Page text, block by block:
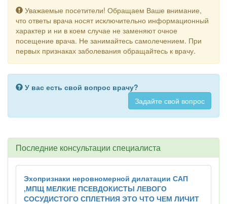
Уважаемые посетители! Обращаем Ваше внимание,
что ответы врача носят исключительно информационный
характер и ни в коем случае не заменяют очное
посещение врача. Не занимайтесь самолечением. При
первых признаках заболевания обращайтесь к врачу.
У вас есть свой вопрос врачу?
Задайте свой вопрос
Последние консультации специалиста
Эхопризнаки неровномерной дилатации САП
,МПЩ МЕЛКИЕ ПСЕВДОКИСТЫ ЛЕВОГО
СОСУДИСТОГО СПЛЕТНИЯ ЭТО ЧТО ЧЕМ ЛИЧИТ